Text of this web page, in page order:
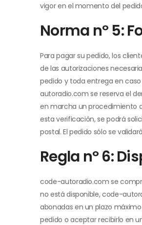
vigor en el momento del
Norma nº 5:
Para pagar su pedido, los
de las autorizaciones
pedido y toda entrega en
autoradio.com se reserva el
en marcha un procedimiento
esta verificación, se podrá
postal. El pedido sólo se
Regla nº 6:
code-autoradio.com se
no está disponible, code-
abonadas en un plazo
pedido o aceptar recibirlo en